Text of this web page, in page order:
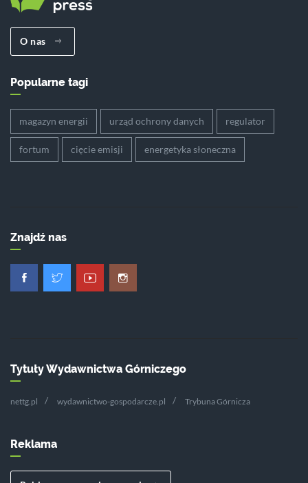
O nas
Popularne tagi
magazyn energii urząd ochrony danych regulator
fortum cięcie emisji energetyka słoneczna
Znajdź nas
Tytuły Wydawnictwa Górniczego
nettg.pl wydawnictwo-gospodarcze.pl Trybuna Górnicza
Reklama